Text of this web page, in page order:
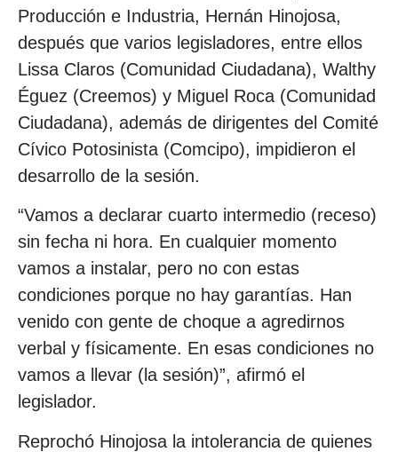
Producción e Industria, Hernán Hinojosa,
después que varios legisladores, entre ellos
Lissa Claros (Comunidad Ciudadana), Walthy
Éguez (Creemos) y Miguel Roca (Comunidad
Ciudadana), además de dirigentes del Comité
Cívico Potosinista (Comcipo), impidieron el
desarrollo de la sesión.
“Vamos a declarar cuarto intermedio (receso)
sin fecha ni hora. En cualquier momento
vamos a instalar, pero no con estas
condiciones porque no hay garantías. Han
venido con gente de choque a agredirnos
verbal y físicamente. En esas condiciones no
vamos a llevar (la sesión)”, afirmó el
legislador.
Reprochó Hinojosa la intolerancia de quienes